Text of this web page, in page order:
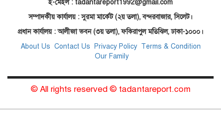
যন্ত্র বিকলের বাহানা: বেসরকারির
শোষণে জিম্মি ওসমানীর রোগীরা!
শাহপরানের পর মোগলাবাজারেও ওসি
সাবেক বডিগার্ড!
ই-মেইল : tadantareport1992@gmail.com
সম্পাদকীয় কার্যালয় : সুরমা মার্কেট (২য় তলা),বন্দরবাজার, সিলেট।
প্রধান কার্যালয় : আলীজা ভবন (৩য় তলা), ফকিরাপুল মতিঝিল, ঢাকা-১০০০।
About Us Contact Us Privacy Policy Terms & Condition
Our Family
© All rights reserved © tadantareport.com